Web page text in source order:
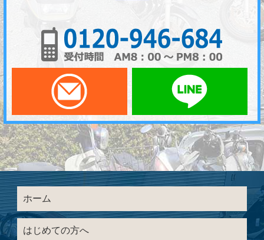
メールでお問い合わせ
ホーム
はじめての方へ